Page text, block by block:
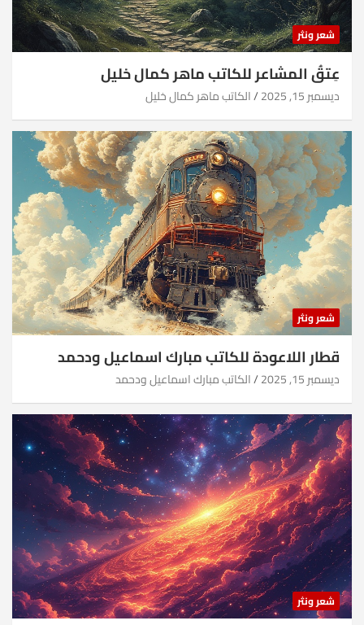
شعر ونثر
عِتقُ المشاعر للكاتب ماهر كمال خليل
ديسمبر 15, 2025 الكاتب ماهر كمال خليل
شعر ونثر
قطار اللاعودة للكاتب مبارك اسماعيل ودحمد
ديسمبر 15, 2025 الكاتب مبارك اسماعيل ودحمد
شعر ونثر